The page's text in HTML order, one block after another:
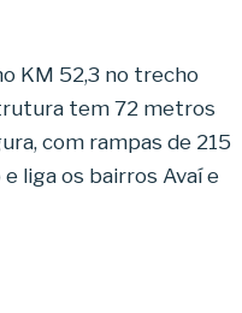
KM 52,3 no trecho
tem 72 metros
com rampas de 215
liga os bairros Avaí e